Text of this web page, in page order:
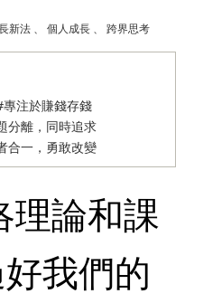
新法 個人成長 跨界思考
注於賺錢存錢
分離，同時追求
合一，勇敢改變
理論和課
我們的